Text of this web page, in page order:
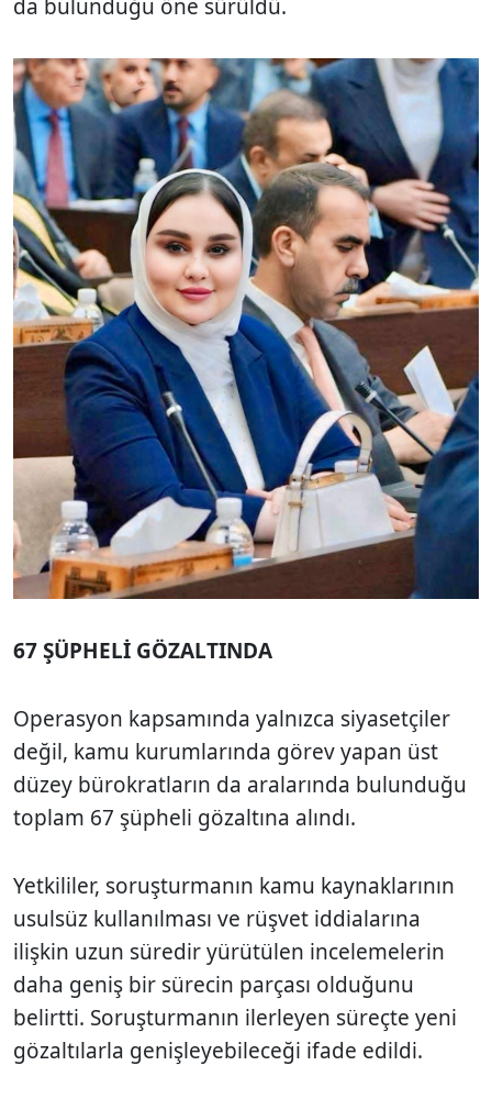
da bulunduğu öne sürüldü.
67 ŞÜPHELİ GÖZALTINDA
Operasyon kapsamında yalnızca siyasetçiler
değil, kamu kurumlarında görev yapan üst
düzey bürokratların da aralarında bulunduğu
toplam 67 şüpheli gözaltına alındı.
Yetkililer, soruşturmanın kamu kaynaklarının
usulsüz kullanılması ve rüşvet iddialarına
ilişkin uzun süredir yürütülen incelemelerin
daha geniş bir sürecin parçası olduğunu
belirtti. Soruşturmanın ilerleyen süreçte yeni
gözaltılarla genişleyebileceği ifade edildi.